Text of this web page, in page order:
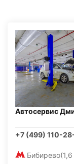
Автосервис
+7 (499) 110-
Бибирево